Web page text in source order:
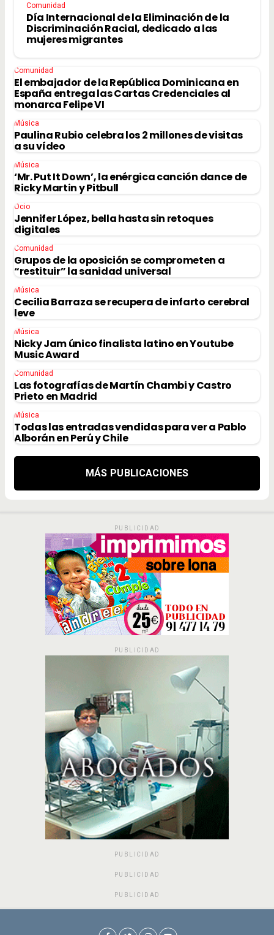
Comunidad
Día Internacional de la Eliminación de la
Discriminación Racial, dedicado a las
mujeres migrantes
Comunidad
El embajador de la República Dominicana en
España entrega las Cartas Credenciales al
monarca Felipe VI
Música
Paulina Rubio celebra los 2 millones de visitas
a su vídeo
Música
‘Mr. Put It Down’, la enérgica canción dance de
Ricky Martin y Pitbull
Ocio
Jennifer López, bella hasta sin retoques
digitales
Comunidad
Grupos de la oposición se comprometen a
“restituir” la sanidad universal
Música
Cecilia Barraza se recupera de infarto cerebral
leve
Música
Nicky Jam único finalista latino en Youtube
Music Award
Comunidad
Las fotografías de Martín Chambi y Castro
Prieto en Madrid
Música
Todas las entradas vendidas para ver a Pablo
Alborán en Perú y Chile
MÁS PUBLICACIONES
PUBLICIDAD
PUBLICIDAD
PUBLICIDAD
PUBLICIDAD
PUBLICIDAD